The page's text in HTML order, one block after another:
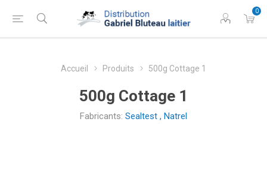
0
Accueil Produits 500g Cottage 1
500g Cottage 1
Fabricants: Sealtest , Natrel